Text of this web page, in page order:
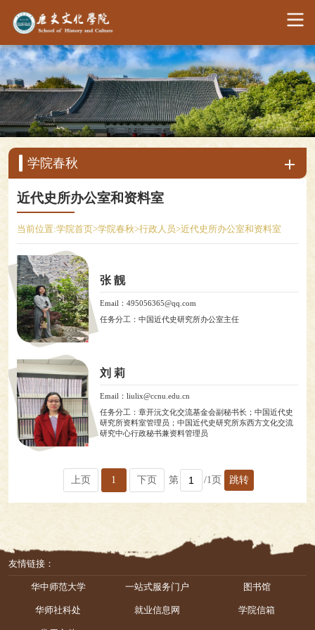
学院春秋
近代史所办公室和资料室
当前位置:学院首页>学院春秋>行政人员>近代史所办公室和资料室
张 靓
Email：495056365@qq.com
任务分工：中国近代史研究所办公室主任
刘 莉
Email：liulix@ccnu.edu.cn
任务分工：章开沅文化交流基金会副秘书长；中国近代史
研究所资料室管理员；中国近代史研究所东西方文化交流
研究中心行政秘书兼资料管理员
上页 1 下页 第 /1页 跳转
友情链接：
华中师范大学 一站式服务门户 图书馆
华师社科处 就业信息网 学院信箱